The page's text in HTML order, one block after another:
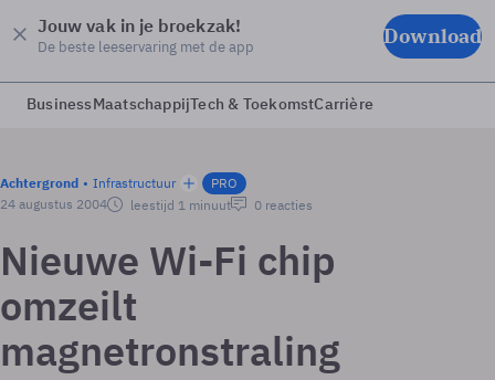
Jouw vak in je broekzak!
De beste leeservaring met de app Download
BusinessMaatschappijTech & ToekomstCarrière
Achtergrond Infrastructuur
PRO
24 augustus 2004
leestijd 1 minuut 0 reacties
Nieuwe Wi-Fi chip
omzeilt
magnetronstraling